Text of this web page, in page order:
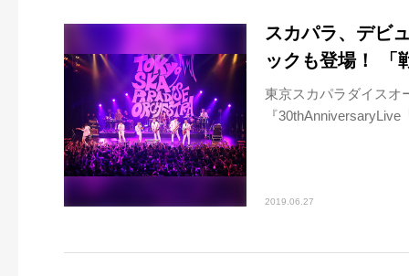
スカパラ、デビ
ックも登場！ 「
東京スカパラダイスオ
『
2019.06.27